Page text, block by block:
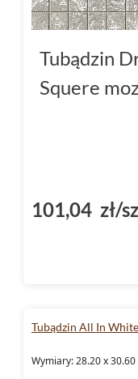
Tubądzin
Squere
101,04 zł/
Tubądzin All In White
Wymiary: 28.20 x 30.60